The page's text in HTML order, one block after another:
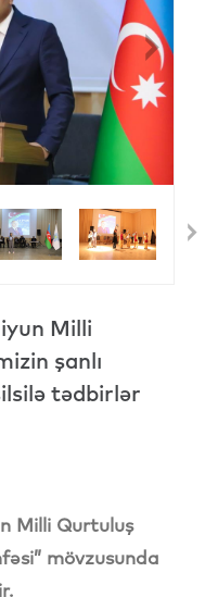
Milli
şanlı
tədbirlər
Milli Qurtuluş
mövzusunda